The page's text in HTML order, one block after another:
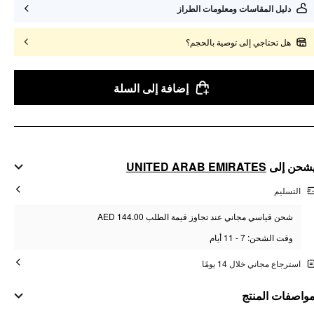
دليل المقاسات ومعلومات الطراز
هل تحتاجي إلى توصية بالحجم؟
إضافة إلى السلة
إلى UNITED ARAB EMIRATES
التسليم
شحن قياسي مجاني عند تجاوز قيمة الطلب AED 144.00
وقت الشحن: 7 - 11 أيام
استرجاع مجاني خلال 14 يومًا
المنتج